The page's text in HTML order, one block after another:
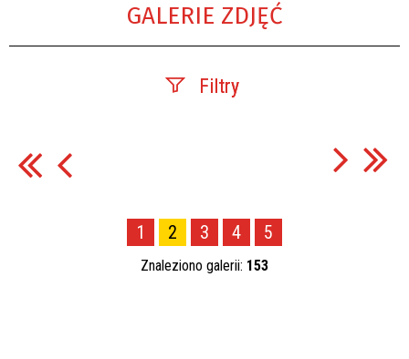
GALERIE ZDJĘĆ
Filtry
1 2 3 4 5
Znaleziono galerii: 153